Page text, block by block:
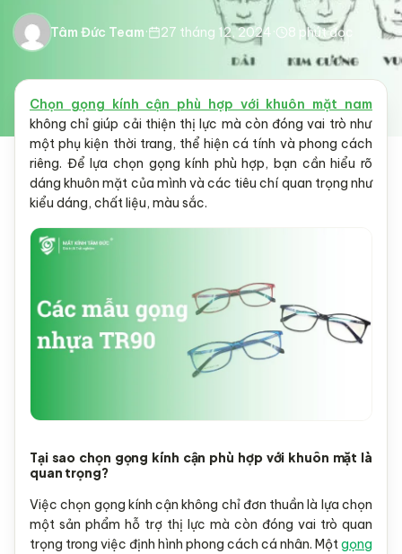
Tâm Đức Team· 27 tháng 12, 2024· 8 phút đọc
Chọn gọng kính cận phù hợp với khuôn mặt nam
không chỉ giúp cải thiện thị lực mà còn đóng vai trò như
một phụ kiện thời trang, thể hiện cá tính và phong cách
riêng. Để lựa chọn gọng kính phù hợp, bạn cần hiểu rõ
dáng khuôn mặt của mình và các tiêu chí quan trọng như
kiểu dáng, chất liệu, màu sắc.
Tại sao chọn gọng kính cận phù hợp với khuôn mặt là
quan trọng?
Việc chọn gọng kính cận không chỉ đơn thuần là lựa chọn
một sản phẩm hỗ trợ thị lực mà còn đóng vai trò quan
trọng trong việc định hình phong cách cá nhân. Mộtgọng